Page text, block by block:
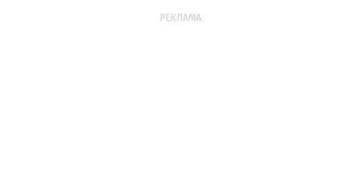
РЕКЛАМА: